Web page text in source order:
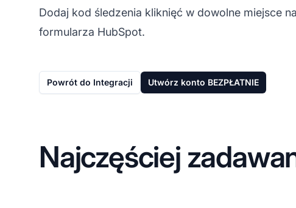
Dodaj kod śledzenia kliknięć w dowolne miejsce
formularza HubSpot.
Powrót do Integracji Utwórz konto BEZPŁATNIE
Najczęściej